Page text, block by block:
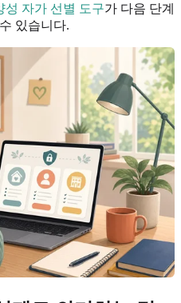
성 자가 선별 도구가 다음 단계
있습니다.